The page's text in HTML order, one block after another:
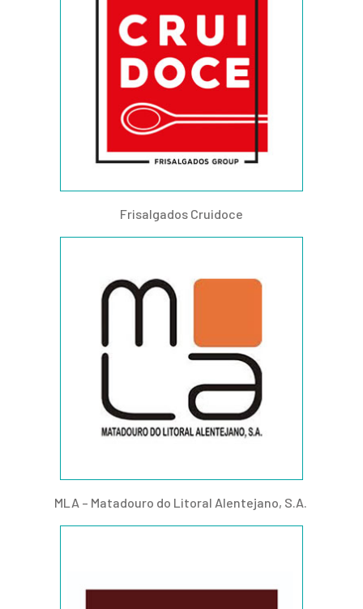
Frisalgados Cruidoce
MLA – Matadouro do Litoral Alentejano, S.A.